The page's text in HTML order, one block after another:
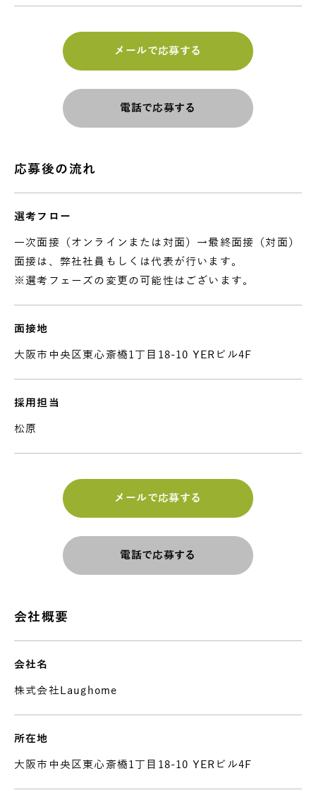
メールで応募する
電話で応募する
応募後の流れ
選考フロー
一次面接（オンラインまたは対面）→最終面接（対面）
面接は、弊社社員もしくは代表が行います。
※選考フェーズの変更の可能性はございます。
面接地
大阪市中央区東心斎橋1丁目18-10 YERビル4F
採用担当
松原
メールで応募する
電話で応募する
会社概要
会社名
株式会社Laughome
所在地
大阪市中央区東心斎橋1丁目18-10 YERビル4F